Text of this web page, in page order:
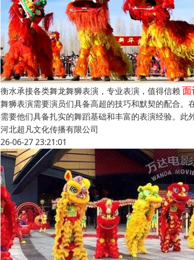
衡水承接各类舞龙舞狮表演，专业表演，值得信赖 面
舞狮表演需要演员们具备高超的技巧和默契的配合
需要他们具备扎实的舞蹈基础和丰富的表演经验。
河北超凡文化传播有限公司
26-06-27 23:21:01